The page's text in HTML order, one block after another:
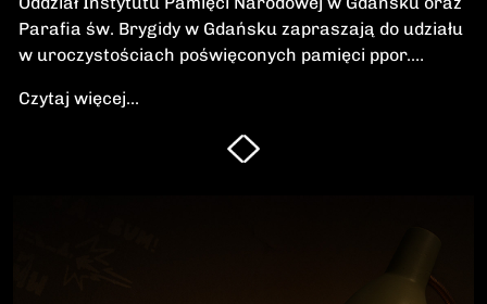
Parafia św. Brygidy w Gdańsku zapraszają do udziału
w uroczystościach poświęconych pamięci ppor.
Wileńskiej Brygady Armii Krajowej, dowódcy 5.
szwadronu podczas walk na Pomorzu, jednego z
najbardziej zasłużonych żołnierzy polskiego podziemia
Czytaj więcej...